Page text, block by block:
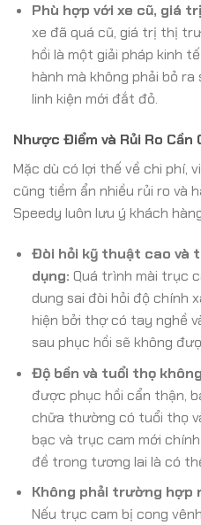
Phù hợp với xe cũ, giá
xe đã quá cũ, giá trị thị
hồi là một giải pháp kinh
hành mà không phải bỏ
linh kiện mới đắt đỏ.
Nhược Điểm và Rủi Ro Cần
Mặc dù có lợi thế về chi phí,
cũng tiềm ẩn nhiều rủi ro và
Speedy luôn lưu ý khách
Đòi hỏi kỹ thuật cao và
dụng: Quá trình mài trục
dung sai đòi hỏi độ chính
hiện bởi thợ có tay nghề
sau phục hồi sẽ không
Độ bền và tuổi thọ
được phục hồi cẩn thận,
chữa thường có tuổi thọ
bạc và trục cam mới
đề trong tương lai là có
Không phải trường hợp
Nếu trục cam bị cong